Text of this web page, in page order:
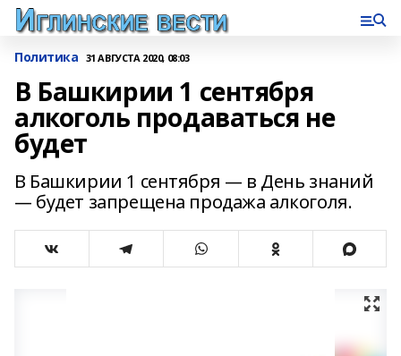
Политика 31 АВГУСТА 2020, 08:03
В Башкирии 1 сентября
алкоголь продаваться не
будет
В Башкирии 1 сентября — в День знаний
— будет запрещена продажа алкоголя.